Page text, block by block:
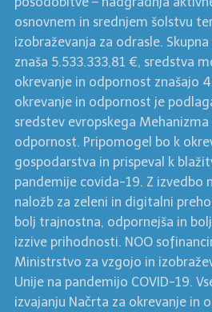
osnovnem in srednjem šolstvu
izobraževanja za odrasle.
znaša 5.533.333,81 €, sredstva
okrevanje in odpornost znašajo
okrevanje in odpornost je
sredstev evropskega Mehanizma
odpornost. Pripomogel bo k
gospodarstva in prispeval k
pandemije covida-19. Z izvedbo
naložb za zeleni in digitalni
bolj trajnostna, odpornejša in
izzive prihodnosti. NOO
Ministrstvo za vzgojo in
Unije na pandemijo COVID-19.
izvajanju Načrta za okrevanje in